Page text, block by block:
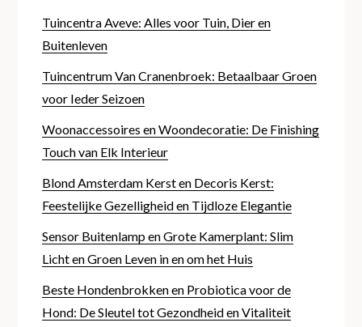
Tuincentra Aveve: Alles voor Tuin, Dier en
Buitenleven
Tuincentrum Van Cranenbroek: Betaalbaar Groen
voor Ieder Seizoen
Woonaccessoires en Woondecoratie: De Finishing
Touch van Elk Interieur
Blond Amsterdam Kerst en Decoris Kerst:
Feestelijke Gezelligheid en Tijdloze Elegantie
Sensor Buitenlamp en Grote Kamerplant: Slim
Licht en Groen Leven in en om het Huis
Beste Hondenbrokken en Probiotica voor de
Hond: De Sleutel tot Gezondheid en Vitaliteit